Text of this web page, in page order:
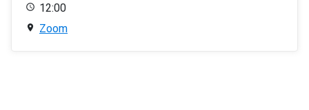
12:00
Zoom